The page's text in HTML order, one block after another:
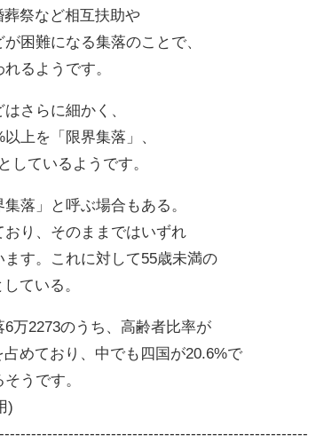
祭など相互扶助や
困難になる集落のことで、
るようです。
さらに細かく、
上を「限界集落」、
しているようです。
落」と呼ぶ場合もある。
り、そのままではいずれ
す。これに対して55歳未満の
ている。
万2273のうち、高齢者比率が
めており、中でも四国が20.6%で
うです。
)